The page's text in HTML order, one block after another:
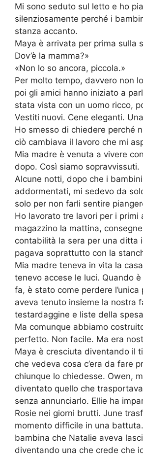
Mi sono seduto sul letto e ho
silenziosamente perché i
stanza accanto.
Maya è arrivata per prima sulla
Dov’è la mamma?»
«Non lo so ancora, piccola.»
Per molto tempo, davvero non
poi gli amici hanno iniziato a
stata vista con un uomo ricco,
Vestiti nuovi. Cene eleganti.
Ho smesso di chiedere perché
ciò cambiava il lavoro che mi
Mia madre è venuta a vivere
dopo. Così siamo sopravvissuti.
Alcune notti, dopo che i
addormentati, mi sedevo da
solo per non farli sentire
Ho lavorato tre lavori per i primi
magazzino la mattina,
contabilità la sera per una ditta
pagava soprattutto con la
Mia madre teneva in vita la
tenevo accese le luci. Quando
fa, è stato come perdere l’unica
aveva tenuto insieme la nostra
testardaggine e liste della
Ma comunque abbiamo
perfetto. Non facile. Ma era
Maya è cresciuta diventando il
che vedeva cosa c’era da fare
chiunque lo chiedesse. Owen,
diventato quello che
senza annunciarlo. Ellie ha
Rosie nei giorni brutti. June
momento difficile in una
bambina che Natalie aveva
diventando una che crede che